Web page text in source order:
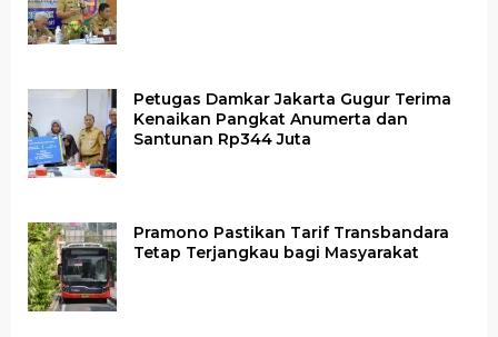
Petugas Damkar Jakarta Gugur Terima
Kenaikan Pangkat Anumerta dan
Santunan Rp344 Juta
Pramono Pastikan Tarif Transbandara
Tetap Terjangkau bagi Masyarakat